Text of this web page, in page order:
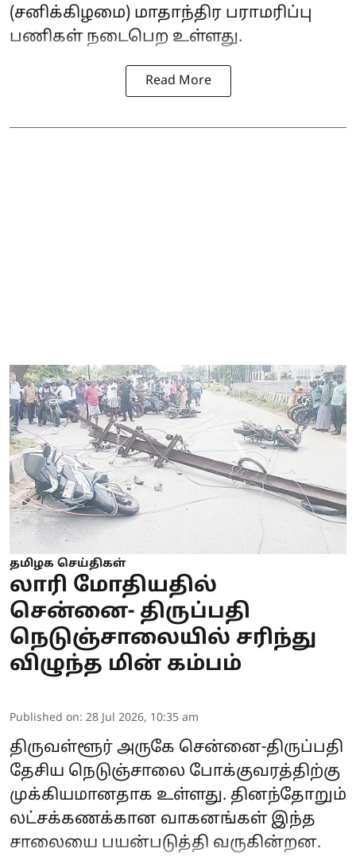
(சனிக்கிழமை) மாதாந்திர பராமரிப்பு
பணிகள் நடைபெற உள்ளது.
Read More
தமிழக செய்திகள்
லாரி மோதியதில்
சென்னை- திருப்பதி
நெடுஞ்சாலையில் சரிந்து
விழுந்த மின் கம்பம்
Published on: 28 Jul 2026, 10:35 am
திருவள்ளூர் அருகே சென்னை-திருப்பதி
தேசிய நெடுஞ்சாலை போக்குவரத்திற்கு
முக்கியமானதாக உள்ளது. தினந்தோறும்
லட்சக்கணக்கான வாகனங்கள் இந்த
சாலையை பயன்படுத்தி வருகின்றன.